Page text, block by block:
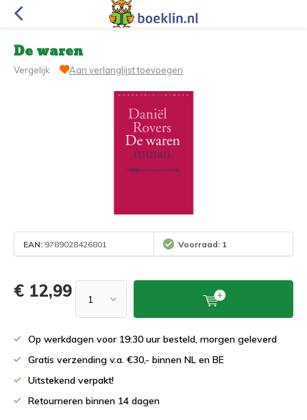
De waren
Vergelijk Aan verlanglijst toevoegen
EAN: 9789028426801 Voorraad: 1
€ 12,99
Op werkdagen voor 19:30 uur besteld, morgen geleverd
Gratis verzending v.a. €30,- binnen NL en BE
Uitstekend verpakt!
Retourneren binnen 14 dagen